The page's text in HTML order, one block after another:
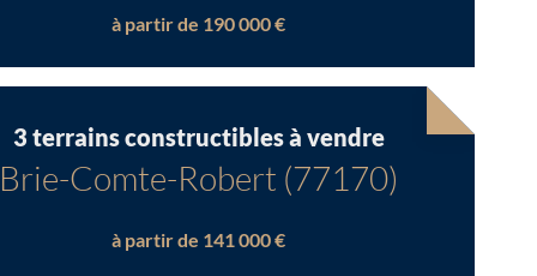
à partir de 190 000 €
3 terrains constructibles à vendre
Brie-Comte-Robert (77170)
à partir de 141 000 €